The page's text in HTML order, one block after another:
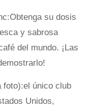
su dosis
y sabrosa
del mundo. ¡Las
foto):el único club
Unidos,